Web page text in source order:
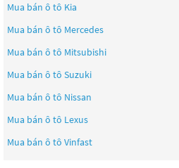
Mua bán ô tô Kia
Mua bán ô tô Mercedes
Mua bán ô tô Mitsubishi
Mua bán ô tô Suzuki
Mua bán ô tô Nissan
Mua bán ô tô Lexus
Mua bán ô tô Vinfast